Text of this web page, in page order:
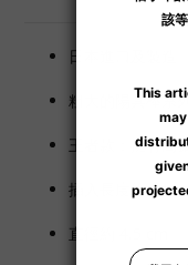
日本進口及製造。
粗大的陽具棒系
王者款：擁有高
插入長度約 14
直徑約 4.5 cm。